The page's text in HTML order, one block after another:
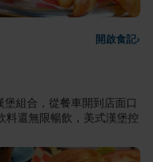
開啟食記›
堡組合，從餐車開到店面口
料還無限暢飲，美式漢堡控